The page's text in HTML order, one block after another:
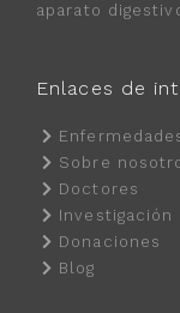
aparato
Enlaces de
Sobre
Doctores
Investigación
Donaciones
Blog